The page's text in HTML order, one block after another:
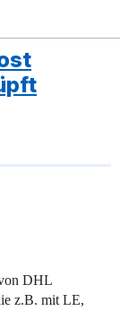
DHL
z.B. mit LE,